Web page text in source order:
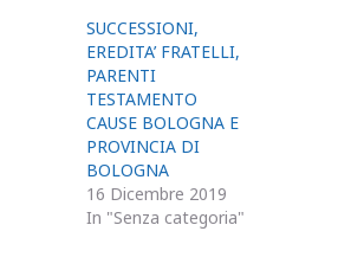
SUCCESSIONI,
EREDITA’ FRATELLI,
PARENTI
TESTAMENTO
CAUSE BOLOGNA E
PROVINCIA DI
BOLOGNA
16 Dicembre 2019
In "Senza categoria"